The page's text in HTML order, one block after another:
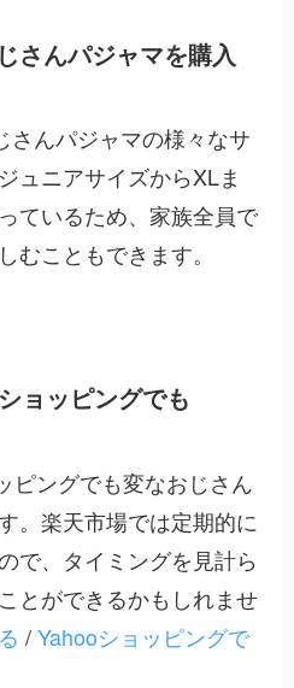
さんパジャマを購入
さんパジャマの様々なサ
ュニアサイズからXLま
ているため、家族全員で
むこともできます。
ョッピングでも
ピングでも変なおじさん
。楽天市場では定期的に
で、タイミングを見計ら
とができるかもしれませ
/Yahooショッピングで